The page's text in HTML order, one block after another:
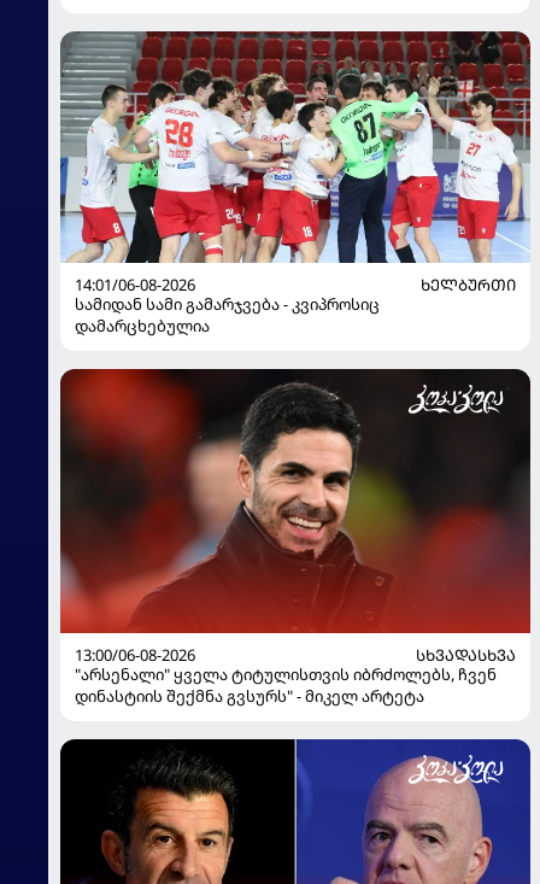
14:01/06-08-2026
ᲮᲔᲚᲑᲣᲠᲗᲘ
სამიდან სამი გამარჯვება - კვიპროსიც
დამარცხებულია
13:00/06-08-2026
ᲡᲮᲕᲐᲓᲐᲡᲮᲕᲐ
"არსენალი" ყველა ტიტულისთვის იბრძოლებს, ჩვენ
დინასტიის შექმნა გვსურს" - მიკელ არტეტა